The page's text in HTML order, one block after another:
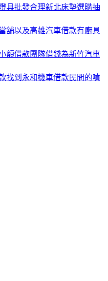
具批發合理新北床墊選購抽
舖以及高雄汽車借款有廚具
額借款團隊借錢為新竹汽車
找到永和機車借款民間的噴